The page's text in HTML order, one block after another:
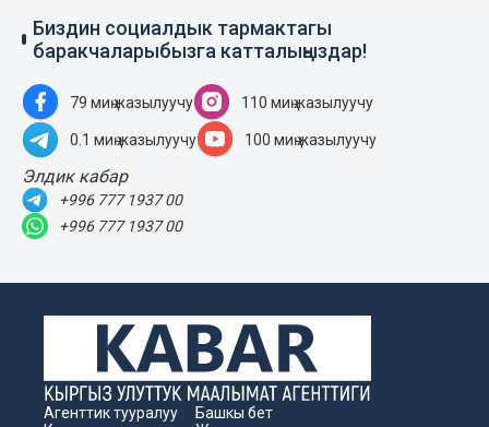
Биздин социалдык тармактагы
баракчаларыбызга катталыңыздар!
79 миң жазылуучу 110 миң жазылуучу
0.1 миң жазылуучу 100 миң жазылуучу
Элдик кабар
+996 777 1937 00
+996 777 1937 00
Агенттик тууралуу
Башкы бет